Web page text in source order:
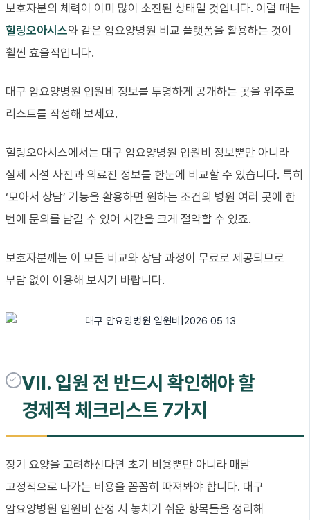
보호자분의 체력이 이미 많이 소진된 상태일 것입니다. 이럴 때는
힐링오아시스와 같은 암요양병원 비교 플랫폼을 활용하는 것이
훨씬 효율적입니다.
대구 암요양병원 입원비 정보를 투명하게 공개하는 곳을 위주로
리스트를 작성해 보세요.
힐링오아시스에서는 대구 암요양병원 입원비 정보뿐만 아니라
실제 시설 사진과 의료진 정보를 한눈에 비교할 수 있습니다. 특히
‘모아서 상담’ 기능을 활용하면 원하는 조건의 병원 여러 곳에 한
번에 문의를 남길 수 있어 시간을 크게 절약할 수 있죠.
보호자분께는 이 모든 비교와 상담 과정이 무료로 제공되므로
부담 없이 이용해 보시기 바랍니다.
VII. 입원 전 반드시 확인해야 할
경제적 체크리스트 7가지
장기 요양을 고려하신다면 초기 비용뿐만 아니라 매달
고정적으로 나가는 비용을 꼼꼼히 따져봐야 합니다. 대구
암요양병원 입원비 산정 시 놓치기 쉬운 항목들을 정리해